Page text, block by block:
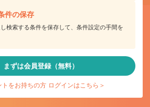
件の保存
検索する条件を保存して、条件設定の手間を
まずは会員登録（無料）
トをお持ちの方 ログインはこちら＞